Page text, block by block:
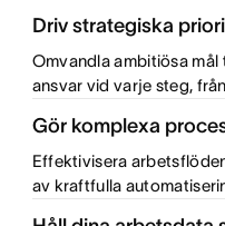
Driv strategiska
Omvandla ambitiösa
ansvar vid varje steg,
Gör komplexa
Effektivisera
av kraftfulla